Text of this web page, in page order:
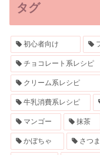
タグ
初心者向け
チョコレート系レシピ
クリーム系レシピ
牛乳消費系レシピ
マンゴー 抹茶
かぼちゃ さつ